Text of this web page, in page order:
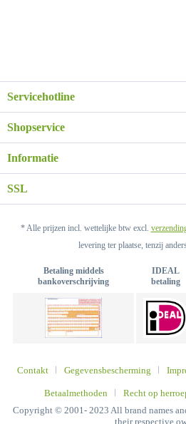
Servicehotline
Shopservice
Informatie
SSL
* Alle prijzen incl. wettelijke btw excl.
levering ter plaatse, tenzij
Betaling middels
bankoverschrijving
IDEAL
betaling
Contakt Gegevensbescherming
Betaalmethoden Recht op
Copyright © 2001- 2023 All brand names
their respective